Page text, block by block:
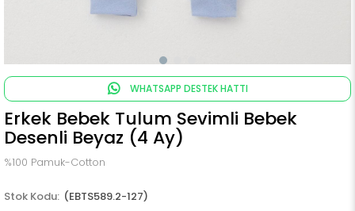
WHATSAPP DESTEK HATTI
Erkek Bebek Tulum Sevimli Bebek
Desenli Beyaz (4 Ay)
%100 Pamuk-Cotton
(EBTS589.2-127)